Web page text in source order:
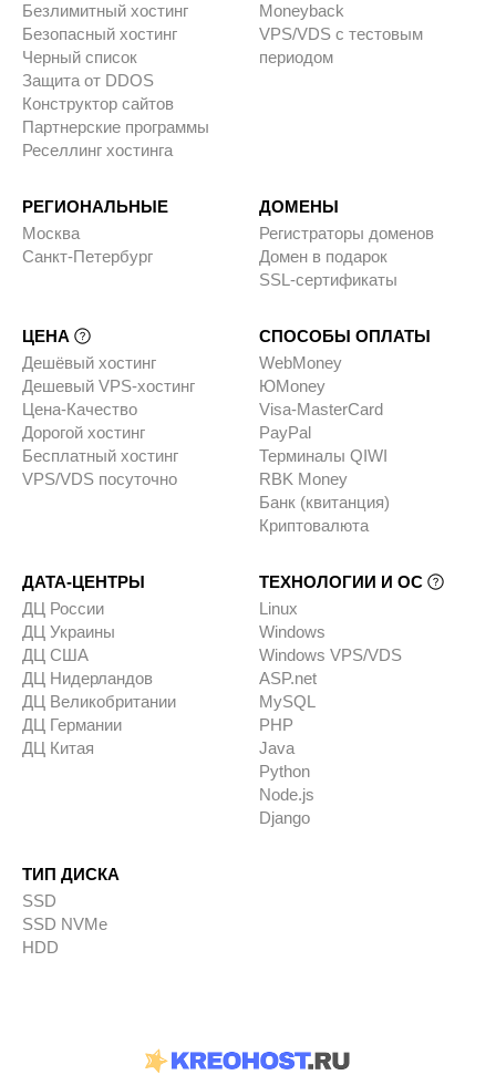
Безлимитный хостинг
Безопасный хостинг
Черный список
Защита от DDOS
Конструктор сайтов
Партнерские программы
Реселлинг хостинга
Moneyback
VPS/VDS с тестовым
периодом
РЕГИОНАЛЬНЫЕ
Москва
Санкт-Петербург
ДОМЕНЫ
Регистраторы доменов
Домен в подарок
SSL-сертификаты
ЦЕНА
Дешёвый хостинг
Дешевый VPS-хостинг
Цена-Качество
Дорогой хостинг
Бесплатный хостинг
VPS/VDS посуточно
СПОСОБЫ ОПЛАТЫ
WebMoney
ЮMoney
Visa-MasterCard
PayPal
Терминалы QIWI
RBK Money
Банк (квитанция)
Криптовалюта
ДАТА-ЦЕНТРЫ
ДЦ России
ДЦ Украины
ДЦ США
ДЦ Нидерландов
ДЦ Великобритании
ДЦ Германии
ДЦ Китая
ТЕХНОЛОГИИ И ОС
Linux
Windows
Windows VPS/VDS
ASP.net
MySQL
PHP
Java
Python
Node.js
Django
ТИП ДИСКА
SSD
SSD NVMe
HDD